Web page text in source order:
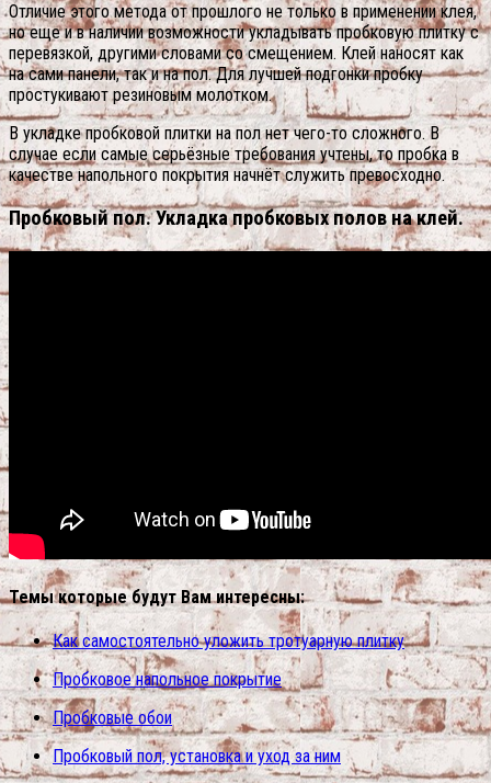
Отличие этого метода от прошлого не только в применении клея,
но еще и в наличии возможности укладывать пробковую плитку с
перевязкой, другими словами со смещением. Клей наносят как
на сами панели, так и на пол. Для лучшей подгонки пробку
простукивают резиновым молотком.
В укладке пробковой плитки на пол нет чего-то сложного. В
случае если самые серьёзные требования учтены, то пробка в
качестве напольного покрытия начнёт служить превосходно.
Пробковый пол. Укладка пробковых полов на клей.
Темы которые будут Вам интересны:
Как самостоятельно уложить тротуарную плитку
Пробковое напольное покрытие
Пробковые обои
Пробковый пол, установка и уход за ним